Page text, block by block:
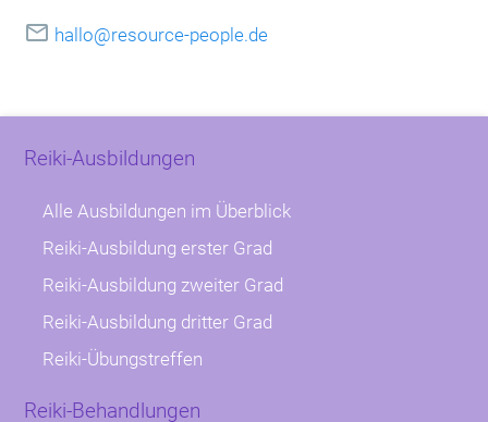

Reiki-Ausbildungen
Alle Ausbildungen im Überblick
Reiki-Ausbildung erster Grad
Reiki-Ausbildung zweiter Grad
Reiki-Ausbildung dritter Grad
Reiki-Übungstreffen
Reiki-Behandlungen